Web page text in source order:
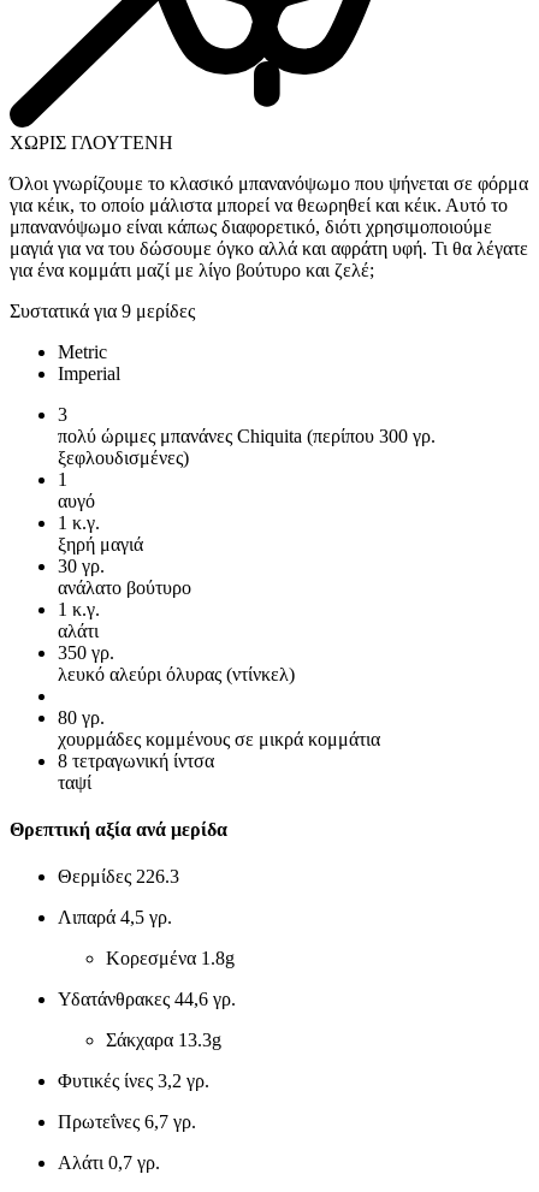
ΧΩΡΙΣ ΓΛΟΥΤΕΝΗ
Όλοι γνωρίζουμε το κλασικό μπανανόψωμο που ψήνεται σε φόρμα
για κέικ, το οποίο μάλιστα μπορεί να θεωρηθεί και κέικ. Αυτό το
μπανανόψωμο είναι κάπως διαφορετικό, διότι χρησιμοποιούμε
μαγιά για να του δώσουμε όγκο αλλά και αφράτη υφή. Τι θα λέγατε
για ένα κομμάτι μαζί με λίγο βούτυρο και ζελέ;
Συστατικά για 9 μερίδες
Metric
Imperial
3
πολύ ώριμες μπανάνες Chiquita (περίπου 300 γρ.
ξεφλουδισμένες)
1
αυγό
1 κ.γ.
ξηρή μαγιά
30 γρ.
ανάλατο βούτυρο
1 κ.γ.
αλάτι
350 γρ.
λευκό αλεύρι όλυρας (ντίνκελ)
80 γρ.
χουρμάδες κομμένους σε μικρά κομμάτια
8 τετραγωνική ίντσα
ταψί
Θρεπτική αξία ανά μερίδα
Θερμίδες 226.3
Λιπαρά 4,5 γρ.
Κορεσμένα 1.8g
Υδατάνθρακες 44,6 γρ.
Σάκχαρα 13.3g
Φυτικές ίνες 3,2 γρ.
Πρωτεΐνες 6,7 γρ.
Αλάτι0,7 γρ.